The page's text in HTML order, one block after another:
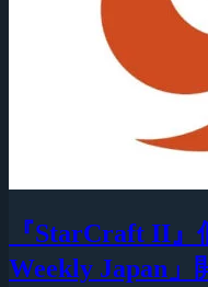
『StarCraft II』
Weekly Japan」